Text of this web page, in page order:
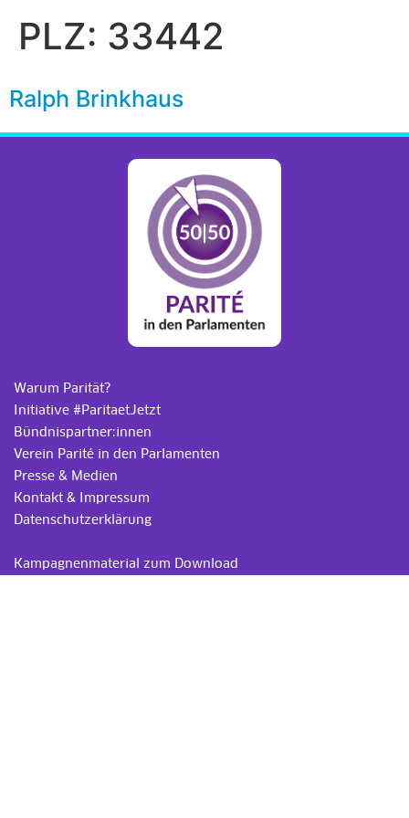
PLZ: 33442
Ralph Brinkhaus
Warum Parität?
Initiative #ParitaetJetzt
Bündnispartner:innen
Verein Parité in den Parlamenten
Presse & Medien
Kontakt & Impressum
Datenschutzerklärung
Kampagnenmaterial zum Download